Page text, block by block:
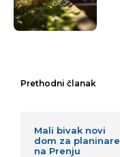
Prethodni članak
Mali bivak novi
dom za planinare
na Prenju